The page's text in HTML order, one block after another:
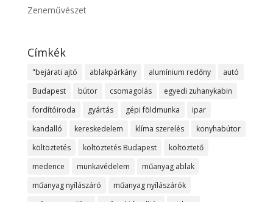
Zeneművészet
Címkék
"bejárati ajtó ablakpárkány alumínium redőny
autó
Budapest
bútor csomagolás
egyedi zuhanykabin
fordítóiroda
gyártás gépi földmunka
ipar
kandalló
kereskedelem klíma szerelés
konyhabútor
költöztetés
költöztetés Budapest
költöztető
medence
munkavédelem
műanyag ablak
műanyag nyílászáró
műanyag nyílászárók